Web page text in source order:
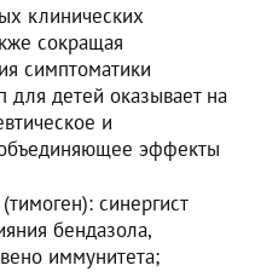
клинических
сокращая
симптоматики
для детей оказывает на
и
эффекты
синергист
бендазола,
иммунитета;